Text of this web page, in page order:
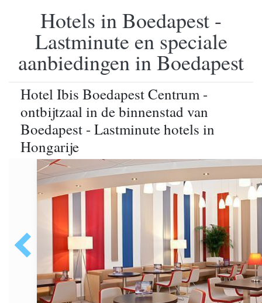
Hotels in Boedapest -
Lastminute en speciale
aanbiedingen in Boedapest
Hotel Ibis Boedapest Centrum -
ontbijtzaal in de binnenstad van
Boedapest - Lastminute hotels in
Hongarije